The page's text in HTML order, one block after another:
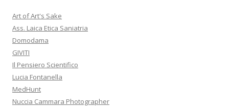
Art of Art's Sake
Ass. Laica Etica Saniatria
Domodama
GIVITI
Il Pensiero Scientifico
Lucia Fontanella
MedHunt
Nuccia Cammara Photographer